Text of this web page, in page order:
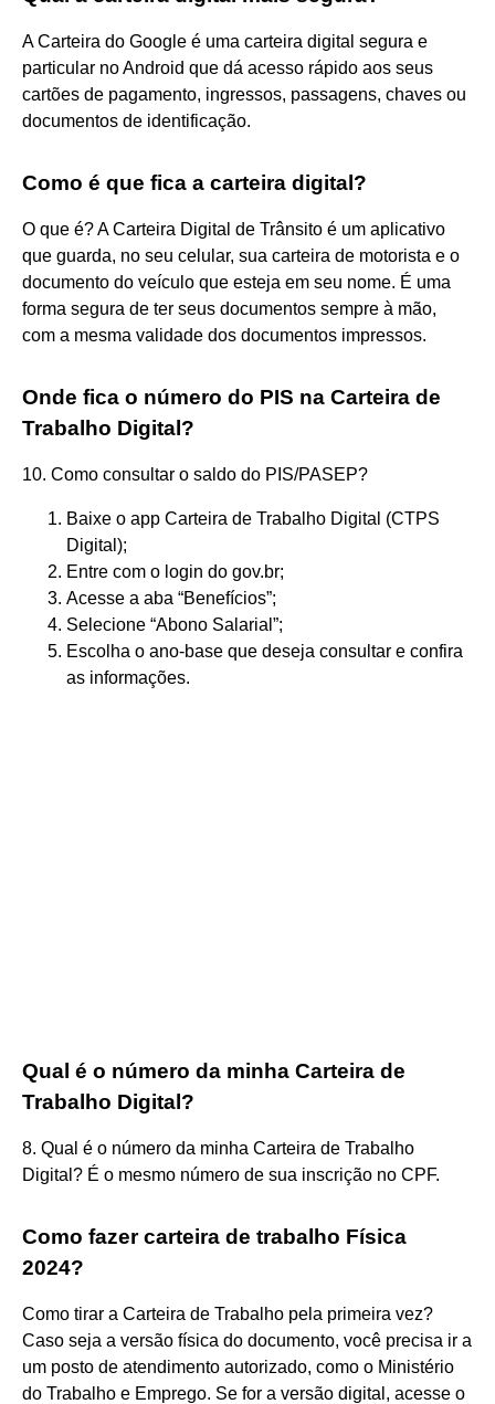
A Carteira do Google é uma carteira digital segura e
particular no Android que dá acesso rápido aos seus
cartões de pagamento, ingressos, passagens, chaves ou
documentos de identificação.
Como é que fica a carteira digital?
O que é? A Carteira Digital de Trânsito é um aplicativo
que guarda, no seu celular, sua carteira de motorista e o
documento do veículo que esteja em seu nome. É uma
forma segura de ter seus documentos sempre à mão,
com a mesma validade dos documentos impressos.
Onde fica o número do PIS na Carteira de
Trabalho Digital?
10. Como consultar o saldo do PIS/PASEP?
Baixe o app Carteira de Trabalho Digital (CTPS
Digital);
Entre com o login do gov.br;
Acesse a aba “Benefícios”;
Selecione “Abono Salarial”;
Escolha o ano-base que deseja consultar e confira
as informações.
Qual é o número da minha Carteira de
Trabalho Digital?
8. Qual é o número da minha Carteira de Trabalho
Digital? É o mesmo número de sua inscrição no CPF.
Como fazer carteira de trabalho Física
2024?
Como tirar a Carteira de Trabalho pela primeira vez?
Caso seja a versão física do documento, você precisa ir a
um posto de atendimento autorizado, como o Ministério
do Trabalho e Emprego. Se for a versão digital, acesse o